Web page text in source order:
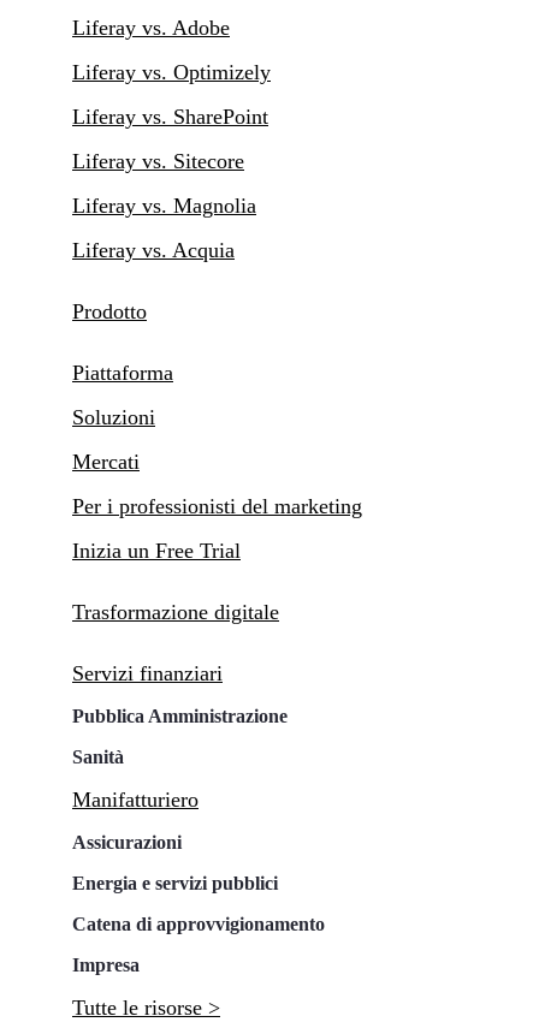
Liferay vs. Adobe
Liferay vs. Optimizely
Liferay vs. SharePoint
Liferay vs. Sitecore
Liferay vs. Magnolia
Liferay vs. Acquia
Prodotto
Piattaforma
Soluzioni
Mercati
Per i professionisti del marketing
Inizia un Free Trial
Trasformazione digitale
Servizi finanziari
Pubblica Amministrazione
Sanità
Manifatturiero
Assicurazioni
Energia e servizi pubblici
Catena di approvvigionamento
Impresa
Tutte le risorse >